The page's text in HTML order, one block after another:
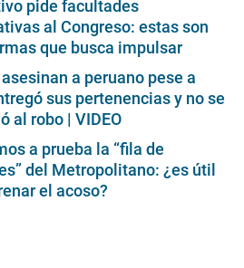
pide facultades
al Congreso: estas son
que busca impulsar
a peruano pese a
sus pertenencias y no se
al robo | VIDEO
a prueba la “fila de
del Metropolitano: ¿es útil
el acoso?